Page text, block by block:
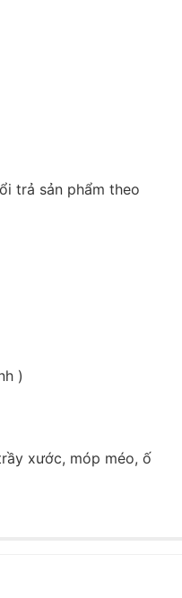
trả sản phẩm theo
)
xước, móp méo, ố